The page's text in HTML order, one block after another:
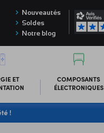
Nouveautés
Soldes
Notre blog
ET
COMPOSANTS
ÉLECTRONIQUES
!